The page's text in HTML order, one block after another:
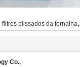
filtros plissados da fornalha,
Co.,